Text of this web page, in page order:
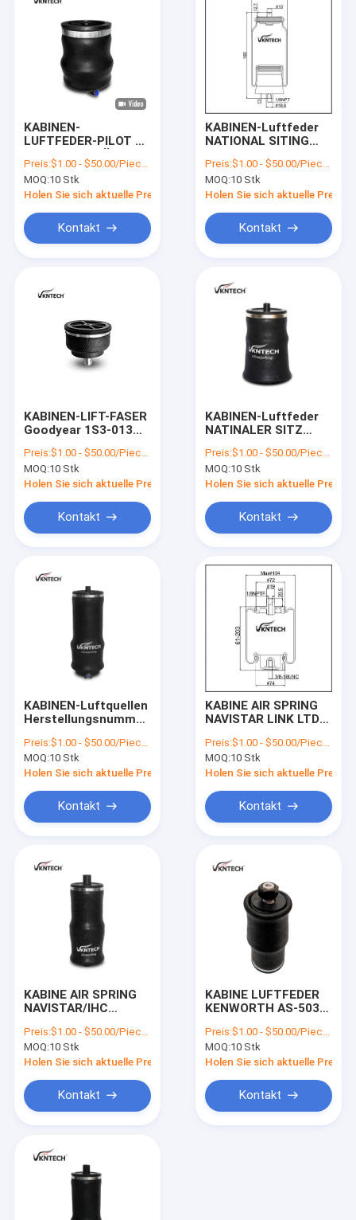
Produkte
Über uns
Fabrik Tour
Referenzen
VR
Luft-Suspendierungs-Frühlinge
LKW-Luft-Frühling
Trailer-Luft-Frühlinge
Gewundener Luft-Frühling
Seat-Luft-Frühling
Luft-Suspendierungs-Kompressor
Audi Air Spring
BMW-Luft-Frühling
Land Rover Air Spring
Mercedes Benz Air Spring
Volkswagen-Luft-Frühling
Porsche-Luft-Frühling
KABINEN-
LUFTFEDER-PILOT –
FAHRERSITZ
Contitech SZ51-7
VON VKNTECH
Preis:$1.00 - $50.00/Pieces
MOQ:10 Stk
Holen Sie sich aktuelle Preis
Kontakt
KABINEN-Luftfeder
NATIONAL SITING
W02-358-7058 W02-
N9-7058 durch
VKNTECH 1S7058
Preis:$1.00 - $50.00/Pieces
MOQ:10 Stk
Holen Sie sich aktuelle Preis
Kontakt
KABINEN-LIFT-FASER
Goodyear 1S3-013
1S3013 ersetzt
Preis:$1.00 - $50.00/Pieces
MOQ:10 Stk
Holen Sie sich aktuelle Preis
Kontakt
KABINEN-Luftfeder
NATINALER SITZ
329666-01 Firestone
W02-N19-7059 W02-
N19-7069 W02-N19-
1S7059 ersetzt
Preis:$1.00 - $50.00/Pieces
MOQ:10 Stk
Holen Sie sich aktuelle Preis
Kontakt
KABINEN-Luftquellen
Herstellungsnummern
2595130C91 234695-
01 23469501 SK1564
Firestone
durch VKNTECH
1S7179
Preis:$1.00 - $50.00/Pieces
MOQ:10 Stk
Holen Sie sich aktuelle Preis
Kontakt
KABINE AIR SPRING
NAVISTAR LINK LTD
Firestone W02-358-
7079 durch VKNTECH
1S7079 ersetzt
Preis:$1.00 - $50.00/Pieces
MOQ:10 Stk
Holen Sie sich aktuelle Preis
Kontakt
KABINE AIR SPRING
NAVISTAR/IHC
1S5-072 durch
VKNTECH 1S5072
ersetzt
Preis:$1.00 - $50.00/Pieces
MOQ:10 Stk
Holen Sie sich aktuelle Preis
Kontakt
KABINE LUFTFEDER
KENWORTH AS-5036
W02-358-7036
ERSETZT DURCH
VKNTECH 1S7036
Preis:$1.00 - $50.00/Pieces
MOQ:10 Stk
Holen Sie sich aktuelle Preis
Kontakt